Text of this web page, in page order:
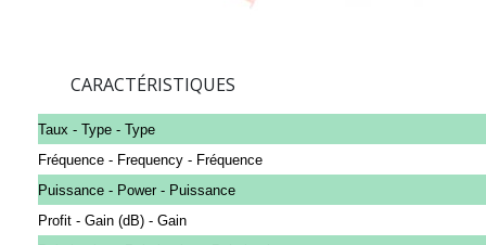
CARACTÉRISTIQUES
Taux - Type - Type
Fréquence - Frequency - Fréquence
Puissance - Power - Puissance
Profit - Gain (dB) - Gain